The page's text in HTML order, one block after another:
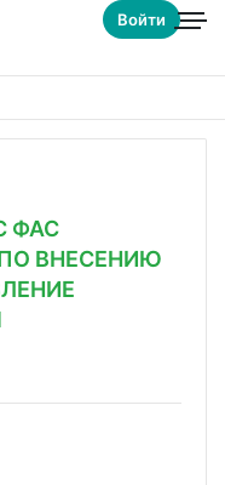
Войти
ФАС
ВНЕСЕНИЮ